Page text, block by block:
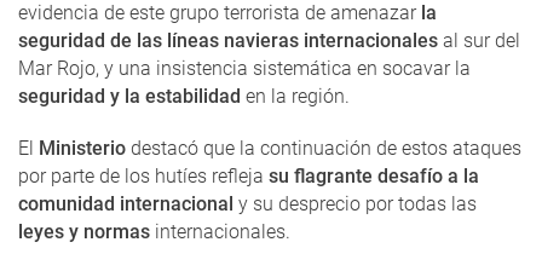
evidencia de este grupo terrorista de amenazarla
seguridad de las líneas navieras internacionales al sur del
Mar Rojo, y una insistencia sistemática en socavar la
seguridad y la estabilidad en la región.
El Ministerio destacó que la continuación de estos ataques
por parte de los hutíes refleja su flagrante desafío a la
comunidad internacional y su desprecio por todas las
leyes y normas internacionales.